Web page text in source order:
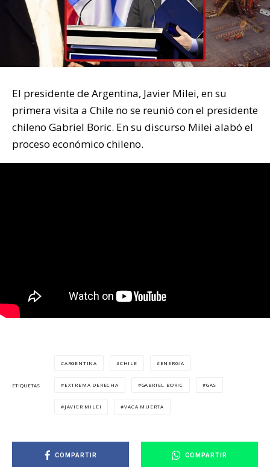
El presidente de Argentina, Javier Milei, en su
primera visita a Chile no se reunió con el presidente
chileno Gabriel Boric. En su discurso Milei alabó el
proceso económico chileno.
ETIQUETAS
ARGENTINA CHILE ENERGÍA
EXTREMA DERECHA GABRIEL BORIC GAS
JAVIER MILEI VACA MUERTA
COMPARTIR COMPARTIR